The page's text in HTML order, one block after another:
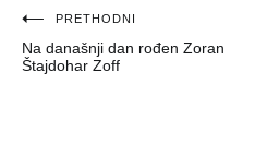
Navigacija
objava
PRETHODNI
Na današnji dan rođen Zoran
Štajdohar Zoff